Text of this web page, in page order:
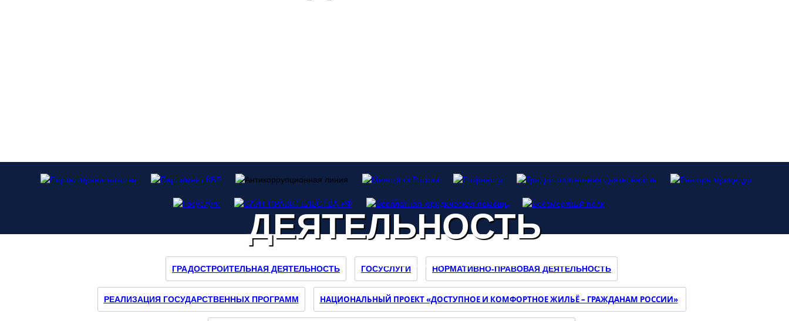
ДЕЯТЕЛЬНОСТЬ
ГРАДОСТРОИТЕЛЬНАЯ ДЕЯТЕЛЬНОСТЬ ГОСУСЛУГИ НОРМАТИВНО-ПРАВОВАЯ ДЕЯТЕЛЬНОСТЬ
РЕАЛИЗАЦИЯ ГОСУДАРСТВЕННЫХ ПРОГРАММ НАЦИОНАЛЬНЫЙ ПРОЕКТ «ДОСТУПНОЕ И КОМФОРТНОЕ ЖИЛЬЁ – ГРАЖДАНАМ РОССИИ»
О МИНИСТЕРСТВЕ ОБРАТНАЯ СВЯЗЬ